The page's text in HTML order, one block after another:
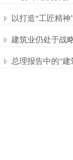
以打造“工匠精
建筑业仍处于战
总理报告中的“建